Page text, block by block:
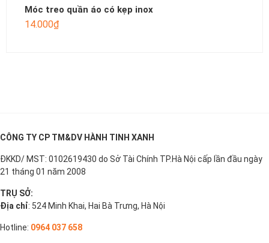
Móc treo quần áo có kẹp inox
14.000₫
CÔNG TY CP TM&DV HÀNH TINH XANH
ĐKKD/ MST: 0102619430 do Sở Tài Chính TP.Hà Nội cấp lần đầu ngày
21 tháng 01 năm 2008
TRỤ SỞ:
Địa chỉ: 524 Minh Khai, Hai Bà Trưng, Hà Nội
Hotline: 0964 037 658